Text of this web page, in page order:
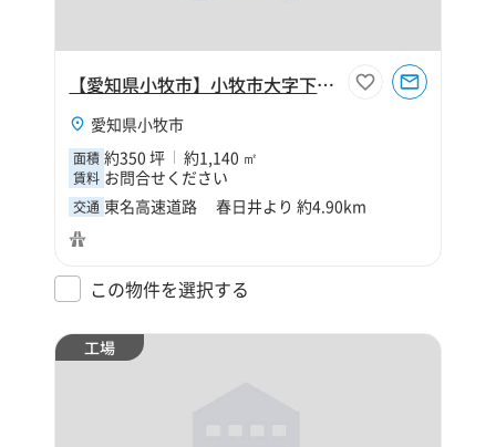
【愛知県小牧市】小牧市大字下末樋之口350坪倉庫
愛知県小牧市
面積 約350 坪 約1,140 ㎡
賃料 お問合せください
交通 東名高速道路 春日井より 約4.90km
この物件を選択する
工場